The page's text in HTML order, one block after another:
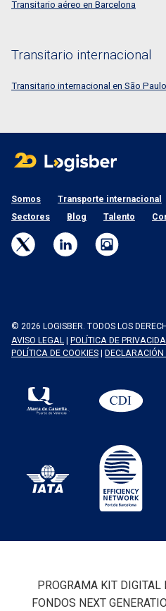
Transitario aéreo en Barcelona
Transitario internacional
Transitario internacional en São Paulo
Somos Transporte internacional
Sectores
Blog Talento
© 2026 LOGISBER. TODOS LOS
AVISO LEGAL | POLÍTICA DE
POLÍTICA DE COOKIES | DECLARACIÓN
PROGRAMA KIT
FONDOS NEXT